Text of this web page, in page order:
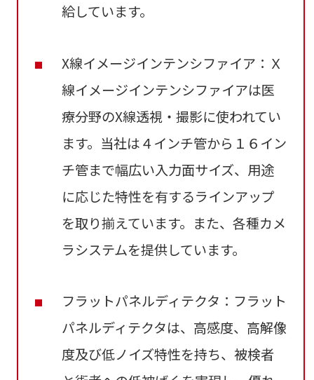
給しています。
X線イメージインテンシファイア：Ｘ
線イメージインテンシファイアは医
療分野のX線透視・撮影に使われてい
ます。当社は４インチ管から１６イン
チ管まで幅広い入力面サイズ、用途
に応じた特性を有するラインアップ
を取り揃えています。また、各種カメ
ラシステムを提供しています。
フラットパネルディテクタ：フラット
パネルディテクタは、高感度、高解像
度及び低ノイズ特性を持ち、被検者